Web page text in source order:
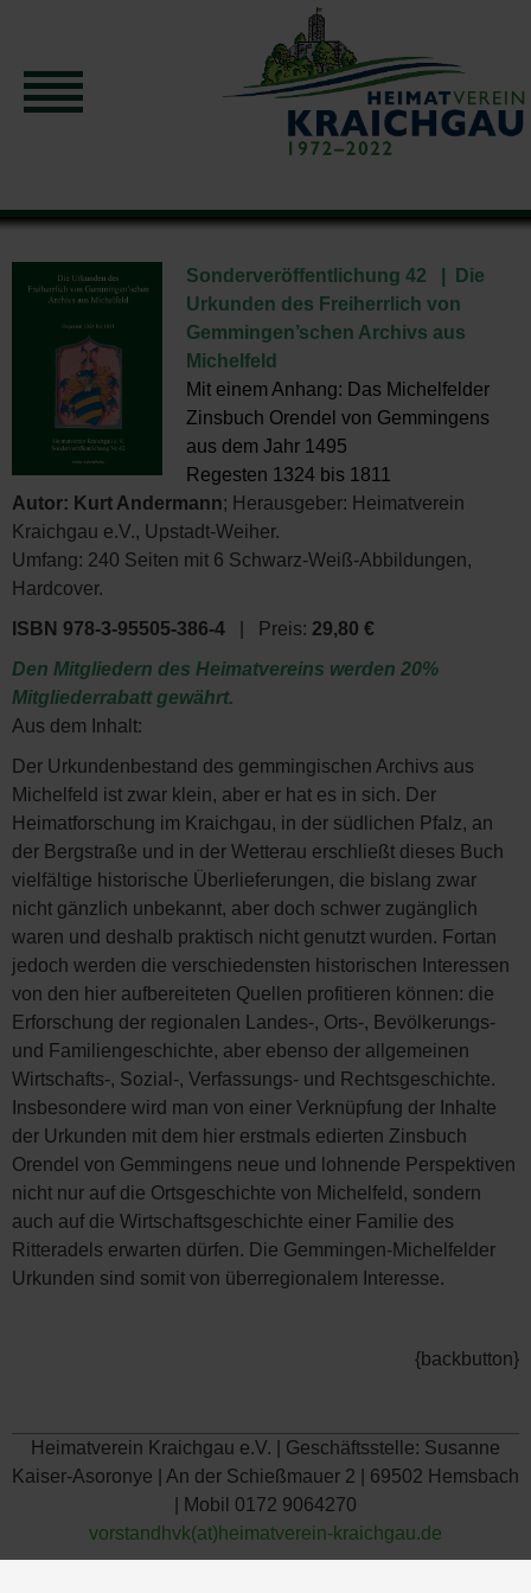
Sonderveröffentlichung 42 | Die
Urkunden des Freiherrlich von
Gemmingen’schen Archivs aus
Michelfeld
Mit einem Anhang: Das Michelfelder
Zinsbuch Orendel von Gemmingens
aus dem Jahr 1495
Regesten 1324 bis 1811
Autor: Kurt Andermann; Herausgeber: Heimatverein
Kraichgau e.V., Upstadt-Weiher.
Umfang: 240 Seiten mit 6 Schwarz-Weiß-Abbildungen,
Hardcover.
ISBN 978-3-95505-386-4 | Preis: 29,80 €
Den Mitgliedern des Heimatvereins werden 20%
Mitgliederrabatt gewährt.
Aus dem Inhalt:
Der Urkundenbestand des gemmingischen Archivs aus
Michelfeld ist zwar klein, aber er hat es in sich. Der
Heimatforschung im Kraichgau, in der südlichen Pfalz, an
der Bergstraße und in der Wetterau erschließt dieses Buch
vielfältige historische Überlieferungen, die bislang zwar
nicht gänzlich unbekannt, aber doch schwer zugänglich
waren und deshalb praktisch nicht genutzt wurden. Fortan
jedoch werden die verschiedensten historischen Interessen
von den hier aufbereiteten Quellen profitieren können: die
Erforschung der regionalen Landes-, Orts-, Bevölkerungs-
und Familiengeschichte, aber ebenso der allgemeinen
Wirtschafts-, Sozial-, Verfassungs- und Rechtsgeschichte.
Insbesondere wird man von einer Verknüpfung der Inhalte
der Urkunden mit dem hier erstmals edierten Zinsbuch
Orendel von Gemmingens neue und lohnende Perspektiven
nicht nur auf die Ortsgeschichte von Michelfeld, sondern
auch auf die Wirtschaftsgeschichte einer Familie des
Ritteradels erwarten dürfen. Die Gemmingen-Michelfelder
Urkunden sind somit von überregionalem Interesse.
{backbutton}
Heimatverein Kraichgau e.V. | Geschäftsstelle: Susanne
Kaiser-Asoronye | An der Schießmauer 2 | 69502 Hemsbach
| Mobil 0172 9064270
vorstandhvk(at)heimatverein-kraichgau.de